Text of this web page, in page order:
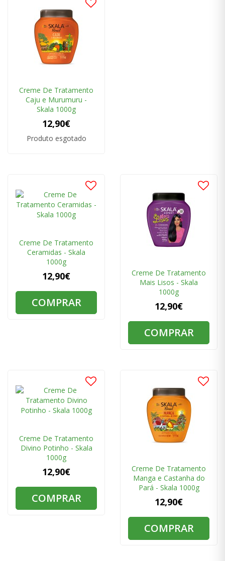
Creme De Tratamento
Caju e Murumuru -
Skala 1000g
12,90€
Produto esgotado
Creme De Tratamento
Ceramidas - Skala
1000g
12,90€
COMPRAR
Creme De Tratamento
Mais Lisos - Skala
1000g
12,90€
COMPRAR
Creme De Tratamento
Divino Potinho - Skala
1000g
12,90€
COMPRAR
Creme De Tratamento
Manga e Castanha do
Pará - Skala 1000g
12,90€
COMPRAR